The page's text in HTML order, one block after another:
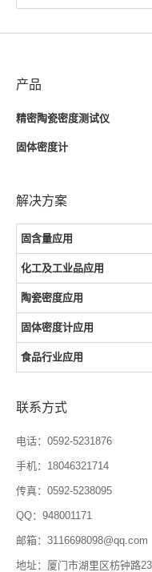
产品
精密陶瓷密度测试仪
固体密度计
解决方案
固含量应用
化工及工业品应用
陶瓷密度应用
固体密度计应用
食品行业应用
联系方式
电话：0592-5231876
手机：18046321714
传真：0592-5238095
QQ：948001171
邮箱：3116698098@qq.com
地址：厦门市湖里区枋钟路